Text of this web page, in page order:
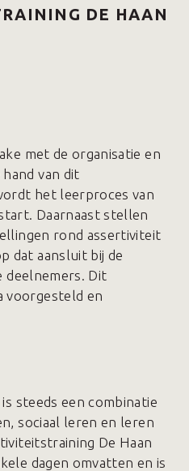
DE HAAN
met de organisatie en
van dit
het leerproces van
Daarnaast stellen
rond assertiviteit
dat aansluit bij de
deelnemers. Dit
voorgesteld en
steeds een combinatie
sociaal leren en leren
De Haan
dagen omvatten en is